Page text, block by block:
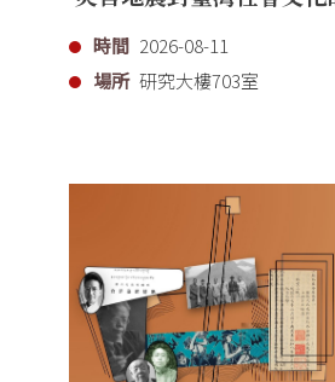
時間 2026-08-11
場所 研究大樓703室